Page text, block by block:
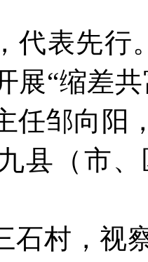
代表先行
展“缩差
任邹向阳
县（市
石村，视